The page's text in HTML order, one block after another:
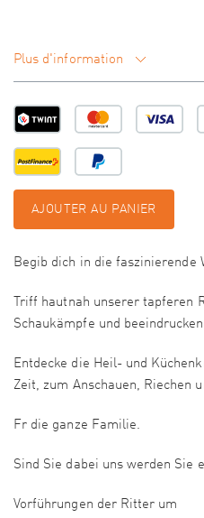
Plus d'information
AJOUTER AU PANIER
Begib dich in die faszinierende
Triff hautnah unserer tapferen
Schaukämpfe und
Entdecke die Heil- und
Zeit, zum Anschauen, Riechen
Fr die ganze Familie.
Sind Sie dabei uns werden Sie
Vorführungen der Ritter um